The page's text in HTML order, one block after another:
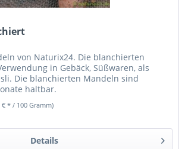
von Naturix24. Die blanchierten
in Gebäck, Süßwaren, als
Die blanchierten Mandeln sind
haltbar.
€ * / 100 Gramm)
Details